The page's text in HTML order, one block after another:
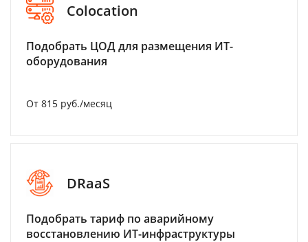
Colocation
Подобрать ЦОД для размещения ИТ-
оборудования
От 815 руб./месяц
DRaaS
Подобрать тариф по аварийному
восстановлению ИТ-инфраструктуры